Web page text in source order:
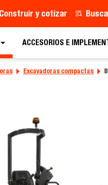
Construir y cotizar
ACCESORIOS E
Excavadoras compactas